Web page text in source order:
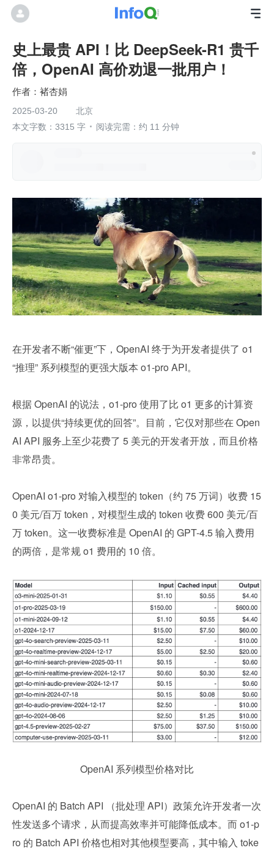
史上最贵 API！比 DeepSeek-R1 贵千
倍，OpenAI 高价劝退一批用户！
褚杏娟
2025-03-20
北京
本文字数：3315 字
阅读完需：约 11 分钟
在开发者不断“催更”下，OpenAI 终于为开发者提供了 o1
“推理” 系列模型的更强大版本 o1-pro API。
根据 OpenAI 的说法，o1-pro 使用了比 o1 更多的计算资
源，以提供“持续更优的回答”。目前，它仅对那些在 Open
AI API 服务上至少花费了 5 美元的开发者开放，而且价格
非常昂贵。
OpenAI o1-pro 对输入模型的 token（约 75 万词）收费 15
0 美元/百万 token，对模型生成的 token 收费 600 美元/百
万 token。这一收费标准是 OpenAI 的 GPT-4.5 输入费用
的两倍，是常规 o1 费用的 10 倍。
OpenAI 系列模型价格对比
OpenAI 的 Batch API （批处理 API）政策允许开发者一次
性发送多个请求，从而提高效率并可能降低成本。而 o1-p
ro 的 Batch API 价格也相对其他模型要高，其中输入 toke